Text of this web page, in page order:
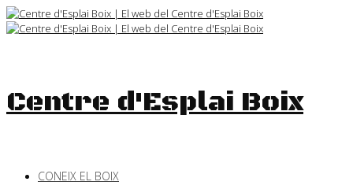
Skip
to
Centre d'Esplai Boix
CONEIX EL BOIX